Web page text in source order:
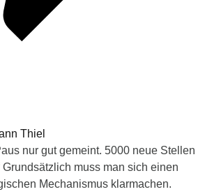
Thiel
nur gut gemeint. 5000 neue Stellen
Grundsätzlich muss man sich einen
Mechanismus klarmachen.